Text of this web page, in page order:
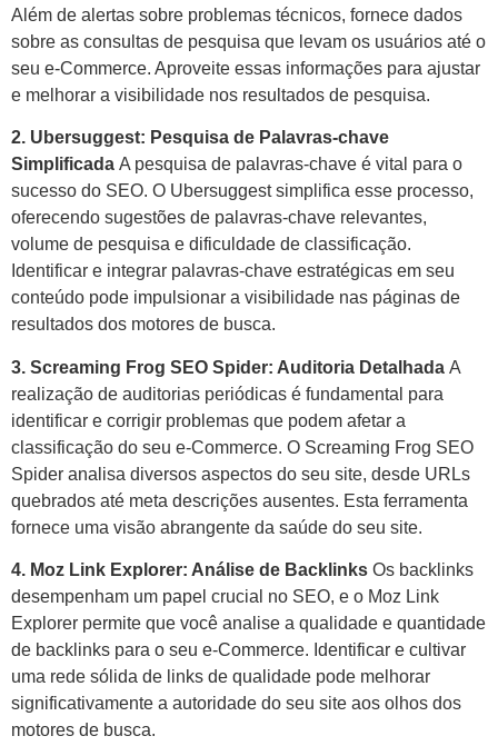
Além de alertas sobre problemas técnicos, fornece dados
sobre as consultas de pesquisa que levam os usuários até o
seu e-Commerce. Aproveite essas informações para ajustar
e melhorar a visibilidade nos resultados de pesquisa.
2. Ubersuggest: Pesquisa de Palavras-chave
Simplificada A pesquisa de palavras-chave é vital para o
sucesso do SEO. O Ubersuggest simplifica esse processo,
oferecendo sugestões de palavras-chave relevantes,
volume de pesquisa e dificuldade de classificação.
Identificar e integrar palavras-chave estratégicas em seu
conteúdo pode impulsionar a visibilidade nas páginas de
resultados dos motores de busca.
3. Screaming Frog SEO Spider: Auditoria Detalhada A
realização de auditorias periódicas é fundamental para
identificar e corrigir problemas que podem afetar a
classificação do seu e-Commerce. O Screaming Frog SEO
Spider analisa diversos aspectos do seu site, desde URLs
quebrados até meta descrições ausentes. Esta ferramenta
fornece uma visão abrangente da saúde do seu site.
4. Moz Link Explorer: Análise de Backlinks Os backlinks
desempenham um papel crucial no SEO, e o Moz Link
Explorer permite que você analise a qualidade e quantidade
de backlinks para o seu e-Commerce. Identificar e cultivar
uma rede sólida de links de qualidade pode melhorar
significativamente a autoridade do seu site aos olhos dos
motores de busca.